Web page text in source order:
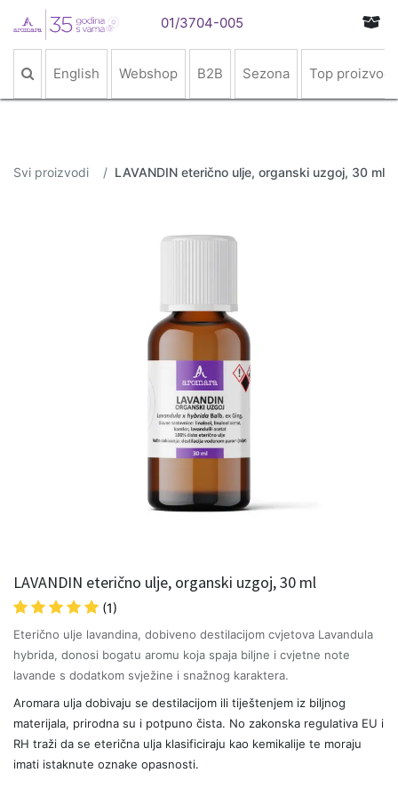
01/3704-005
English Webshop B2B Sezona Top proizvodi
Svi proizvodi LAVANDIN eterično ulje, organski uzgoj, 30 ml
LAVANDIN eterično ulje, organski uzgoj, 30 ml
(1)
Eterično ulje lavandina, dobiveno destilacijom cvjetova Lavandula
hybrida, donosi bogatu aromu koja spaja biljne i cvjetne note
lavande s dodatkom svježine i snažnog karaktera.
Aromara ulja dobivaju se destilacijom ili tiještenjem iz biljnog
materijala, prirodna su i potpuno čista. No zakonska regulativa EU i
RH traži da se eterična ulja klasificiraju kao kemikalije te moraju
imati istaknute oznake opasnosti.